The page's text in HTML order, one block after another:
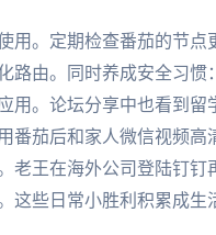
用。定期检查番茄的节点
路由。同时养成安全习惯
用。论坛分享中也看到留
番茄后和家人微信视频高
老王在海外公司登陆钉钉
这些日常小胜利积累成生